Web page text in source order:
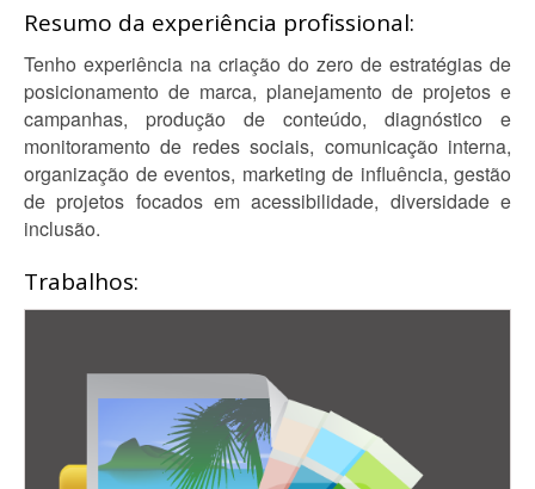
Resumo da experiência profissional:
Tenho experiência na criação do zero de estratégias de
posicionamento de marca, planejamento de projetos e
campanhas, produção de conteúdo, diagnóstico e
monitoramento de redes sociais, comunicação interna,
organização de eventos, marketing de influência, gestão
de projetos focados em acessibilidade, diversidade e
inclusão.
Trabalhos: